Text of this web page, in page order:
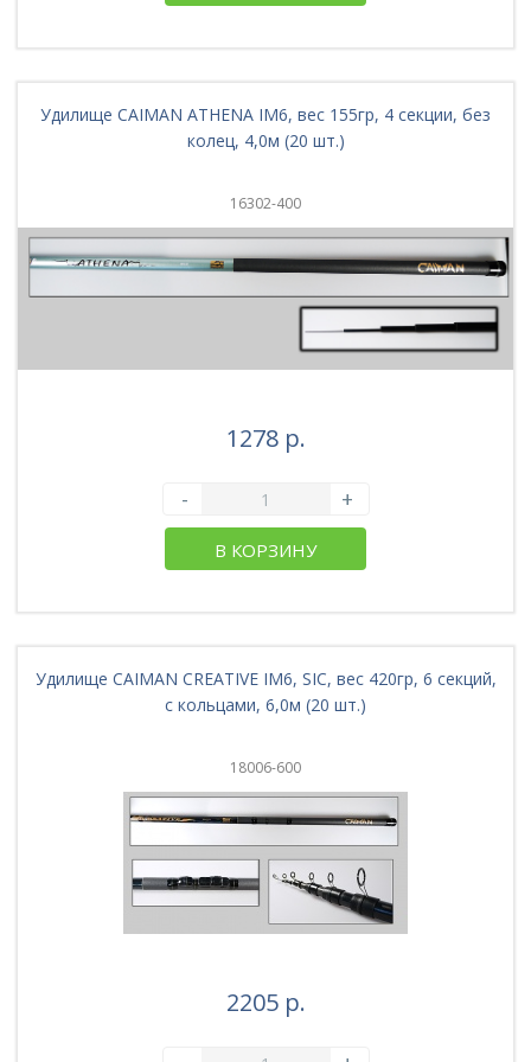
Удилище CAIMAN ATHENA IM6, вес 155гр, 4 секции, без
колец, 4,0м (20 шт.)
16302-400
1278 р.
- +
В КОРЗИНУ
Удилище CAIMAN CREATIVE IM6, SIC, вес 420гр, 6 секций,
с кольцами, 6,0м (20 шт.)
18006-600
2205 р.